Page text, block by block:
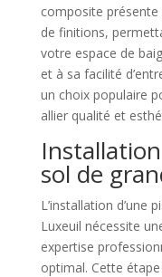
composite
de finitions,
votre espace de
et à sa facilité
un choix populaire
allier qualité et
sol de
L’installation d’une
Luxeuil nécessite
expertise
optimal. Cette